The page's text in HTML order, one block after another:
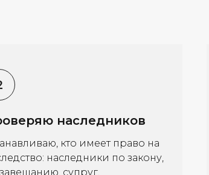
наследников
кто имеет право на
наследники по закону,
супруг,